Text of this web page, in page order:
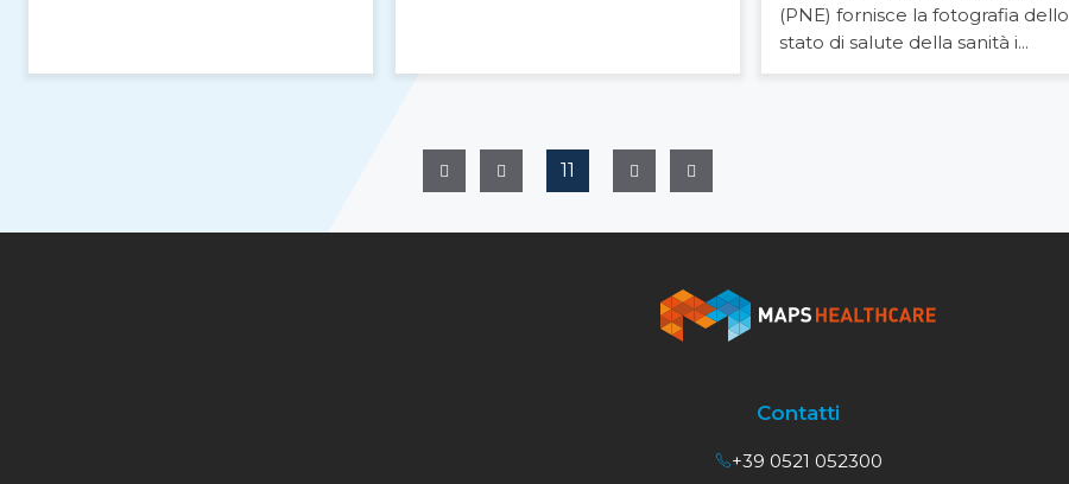
(PNE) fornisce la fotografia dello
stato di salute della sanità i...
11
Contatti
+39 0521 052300